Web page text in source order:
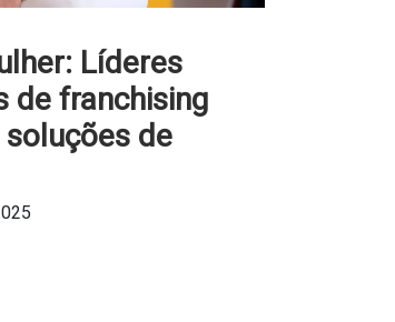
Líderes
de franchising
de